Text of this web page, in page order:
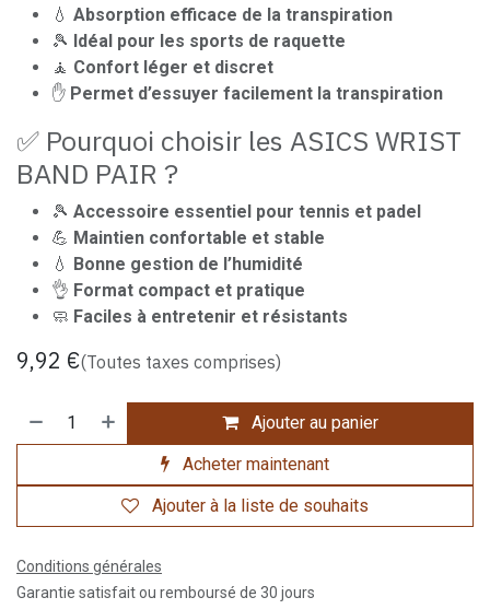
💧 Absorption efficace de la transpiration
🎾 Idéal pour les sports de raquette
🧘 Confort léger et discret
✋ Permet d’essuyer facilement la transpiration
✅ Pourquoi choisir les ASICS WRIST
BAND PAIR ?
🎾 Accessoire essentiel pour tennis et padel
💪 Maintien confortable et stable
💧
Bonne gestion de l’humidité
👌 Format compact et pratique
🧼 Faciles à entretenir et résistants
9,92 €(Toutes taxes comprises)
Ajouter au panier
Acheter maintenant
Ajouter à la liste de souhaits
Conditions générales
Garantie satisfait ou remboursé de 30 jours